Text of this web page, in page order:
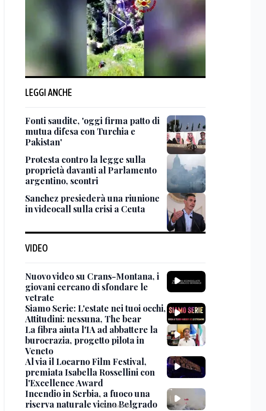
LEGGI ANCHE
Fonti saudite, 'oggi firma patto di
mutua difesa con Turchia e
Pakistan'
Protesta contro la legge sulla
proprietà davanti al Parlamento
argentino, scontri
Sanchez presiederà una riunione
in videocall sulla crisi a Ceuta
VIDEO
Nuovo video su Crans-Montana, i
giovani cercano di sfondare le
vetrate
Siamo Serie: L'estate nei tuoi occhi,
Attitudini: nessuna, The bear
La fibra aiuta l'IA ad abbattere la
burocrazia, progetto pilota in
Veneto
Al via il Locarno Film Festival,
premiata Isabella Rossellini con
l'Excellence Award
Incendio in Serbia, a fuoco una
riserva naturale vicino Belgrado